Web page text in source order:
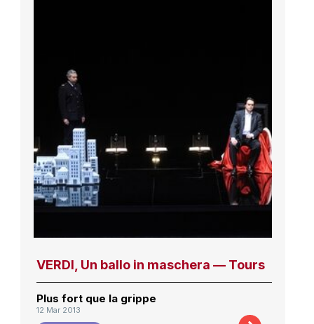
VERDI, Un ballo in maschera — Tours
Plus fort que la grippe
12 Mar 2013